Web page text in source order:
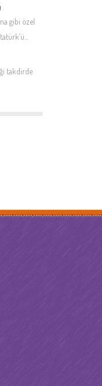
gibi özel
takdirde